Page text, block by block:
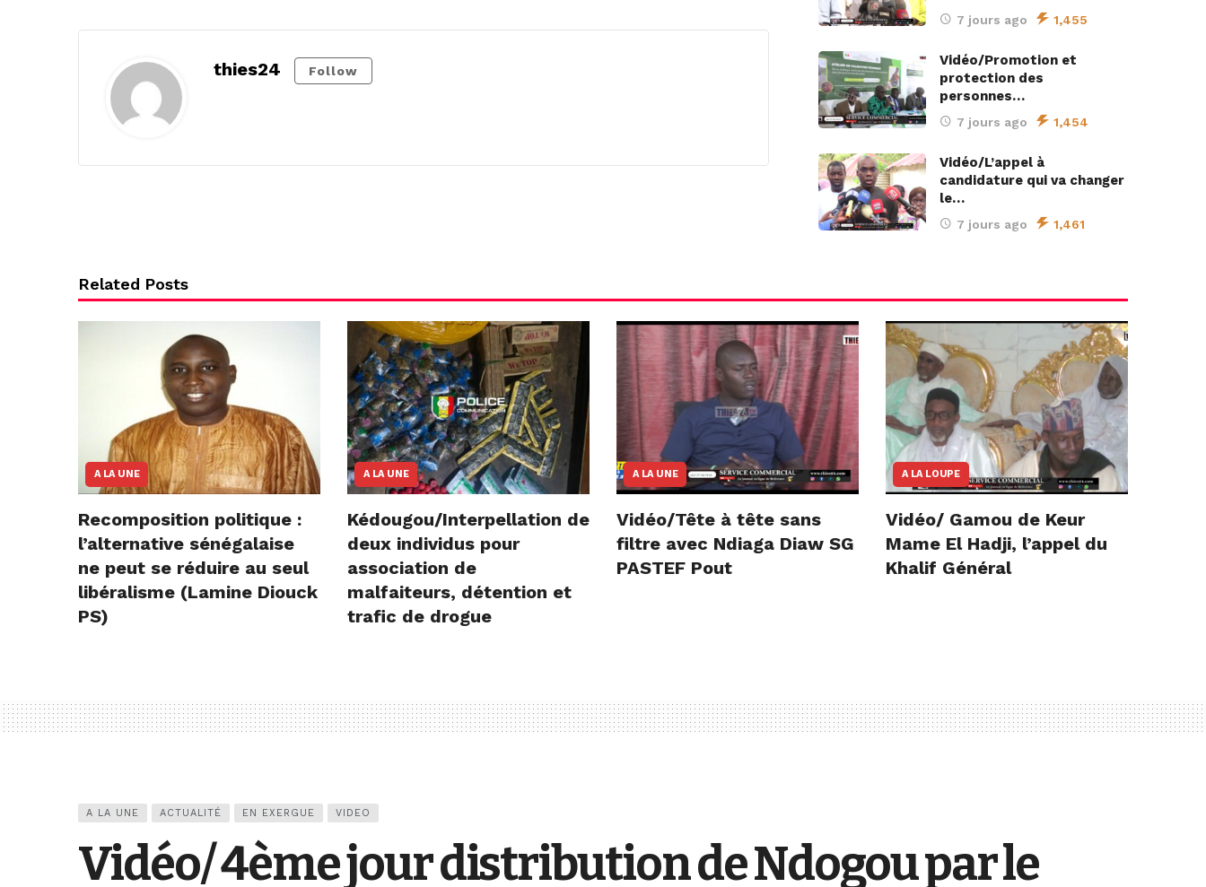
thies24 Follow
7 jours ago 1,455
Vidéo/Promotion et
protection des
personnes…
7 jours ago 1,454
Vidéo/L’appel à
candidature qui va changer
le…
7 jours ago 1,461
Related Posts
A LA UNE
Recomposition politique :
l’alternative sénégalaise
ne peut se réduire au seul
libéralisme (Lamine Diouck
PS)
A LA UNE
Kédougou/Interpellation de
deux individus pour
association de
malfaiteurs, détention et
trafic de drogue
A LA UNE
Vidéo/Tête à tête sans
filtre avec Ndiaga Diaw SG
PASTEF Pout
A LA LOUPE
Vidéo/ Gamou de Keur
Mame El Hadji, l’appel du
Khalif Général
A LA UNE ACTUALITÉ EN EXERGUE VIDEO
Vidéo/ 4ème jour distribution de Ndogou par le